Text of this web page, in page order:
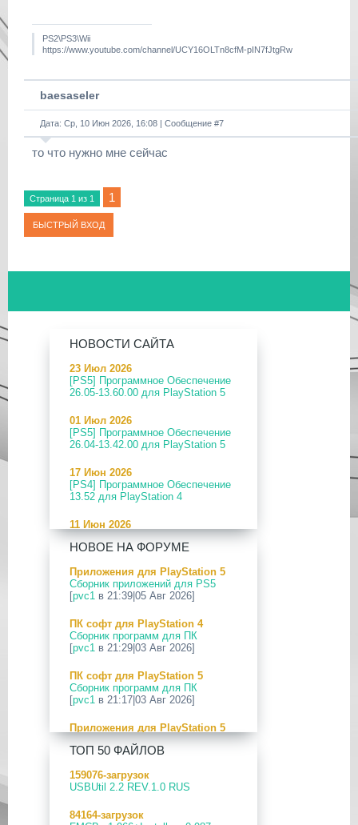
PS2\PS3\Wii
https://www.youtube.com/channel/UCY16OLTn8cfM-pIN7fJtgRw
baesaseler
Дата: Ср, 10 Июн 2026, 16:08 | Сообщение #7
то что нужно мне сейчас
Страница 1 из 1 1
НОВОСТИ САЙТА
23 Июл 2026
[PS5] Программное Обеспечение
26.05-13.60.00 для PlayStation 5
01 Июл 2026
[PS5] Программное Обеспечение
26.04-13.42.00 для PlayStation 5
17 Июн 2026
[PS4] Программное Обеспечение
13.52 для PlayStation 4
11 Июн 2026
[PS5] Программное Обеспечение
26.04-13.40.00 для PlayStation 5
24 Апр 2026
[PS5] Программное Обеспечение
26.03-13.20.00 для PlayStation 5
12 Апр 2026
[PS Portal] Программное
Обеспечение 7.0.2 для PS Portal
09 Апр 2026
[PS3|CFW] webMAN MOD
v1.47.48p
29 Мар 2026
[PS3] PS3HEN v3.5.0
19 Мар 2026
[PS Portal] Программное
НОВОЕ НА ФОРУМЕ
Приложения для PlayStation 5
Сборник приложений для PS5
[pvc1 в 21:39|05 Авг 2026]
ПК софт для PlayStation 4
Сборник программ для ПК
[pvc1 в 21:29|03 Авг 2026]
ПК софт для PlayStation 5
Сборник программ для ПК
[pvc1 в 21:17|03 Авг 2026]
Приложения для PlayStation 5
PS5 Payload websrv v0.34
[pvc1 в 09:02|03 Авг 2026]
Приложения для PlayStation 5
PS5 payload shsrv v0.20
ТОП 50 ФАЙЛОВ
159076-загрузок
USBUtil 2.2 REV.1.0 RUS
84164-загрузок